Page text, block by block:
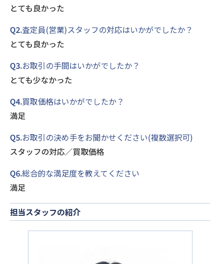
とても良かった
Q2.査定員(営業)スタッフの対応はいかがでしたか？
とても良かった
Q3.お取引の手間はいかがでしたか？
とても少なかった
Q4.買取価格はいかがでしたか？
満足
Q5.お取引の決め手をお聞かせください(複数選択可)
スタッフの対応／買取価格
Q6.総合的な満足度を教えてください
満足
担当スタッフの紹介